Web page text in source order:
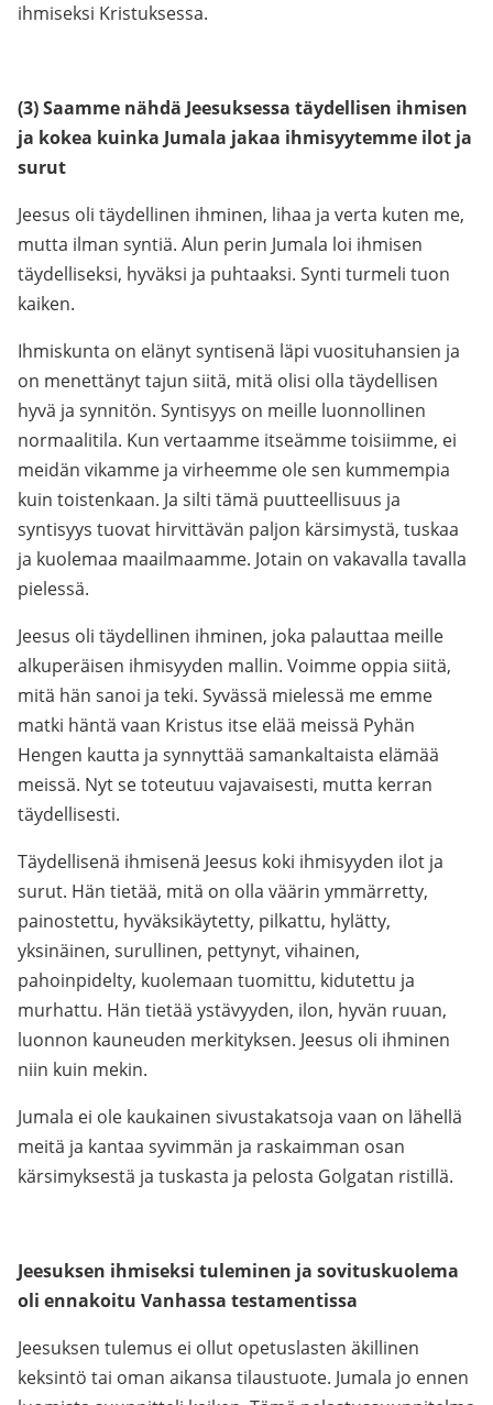
ihmiseksi Kristuksessa.
(3) Saamme nähdä Jeesuksessa täydellisen ihmisen
ja kokea kuinka Jumala jakaa ihmisyytemme ilot ja
surut
Jeesus oli täydellinen ihminen, lihaa ja verta kuten me,
mutta ilman syntiä. Alun perin Jumala loi ihmisen
täydelliseksi, hyväksi ja puhtaaksi. Synti turmeli tuon
kaiken.
Ihmiskunta on elänyt syntisenä läpi vuosituhansien ja
on menettänyt tajun siitä, mitä olisi olla täydellisen
hyvä ja synnitön. Syntisyys on meille luonnollinen
normaalitila. Kun vertaamme itseämme toisiimme, ei
meidän vikamme ja virheemme ole sen kummempia
kuin toistenkaan. Ja silti tämä puutteellisuus ja
syntisyys tuovat hirvittävän paljon kärsimystä, tuskaa
ja kuolemaa maailmaamme. Jotain on vakavalla tavalla
pielessä.
Jeesus oli täydellinen ihminen, joka palauttaa meille
alkuperäisen ihmisyyden mallin. Voimme oppia siitä,
mitä hän sanoi ja teki. Syvässä mielessä me emme
matki häntä vaan Kristus itse elää meissä Pyhän
Hengen kautta ja synnyttää samankaltaista elämää
meissä. Nyt se toteutuu vajavaisesti, mutta kerran
täydellisesti.
Täydellisenä ihmisenä Jeesus koki ihmisyyden ilot ja
surut. Hän tietää, mitä on olla väärin ymmärretty,
painostettu, hyväksikäytetty, pilkattu, hylätty,
yksinäinen, surullinen, pettynyt, vihainen,
pahoinpidelty, kuolemaan tuomittu, kidutettu ja
murhattu. Hän tietää ystävyyden, ilon, hyvän ruuan,
luonnon kauneuden merkityksen. Jeesus oli ihminen
niin kuin mekin.
Jumala ei ole kaukainen sivustakatsoja vaan on lähellä
meitä ja kantaa syvimmän ja raskaimman osan
kärsimyksestä ja tuskasta ja pelosta Golgatan ristillä.
Jeesuksen ihmiseksi tuleminen ja sovituskuolema
oli ennakoitu Vanhassa testamentissa
Jeesuksen tulemus ei ollut opetuslasten äkillinen
keksintö tai oman aikansa tilaustuote. Jumala jo ennen